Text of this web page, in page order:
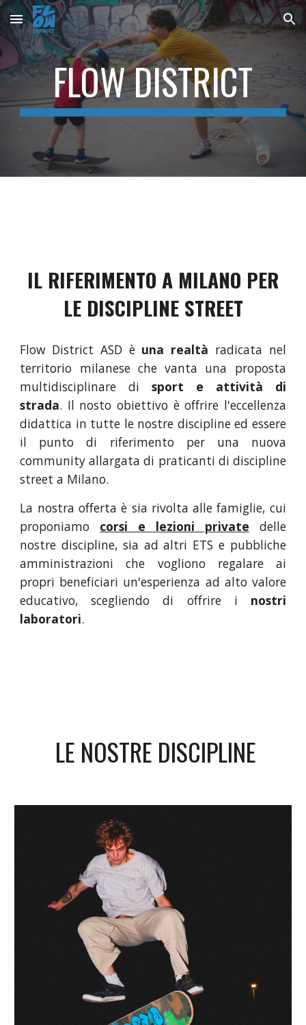
Skip to main content Skip to navigation
FLOW DISTRICT
IL RIFERIMENTO A MILANO PER
LE DISCIPLINE STREET
Flow District ASD è una realtà radicata nel
territorio milanese che vanta una proposta
multidisciplinare disport e attività di
strada. Il nosto obiettivo è offrire l'eccellenza
didattica in tutte le nostre discipline ed essere
il punto di riferimento per una nuova
community allargata di praticanti di discipline
street a Milano.
La nostra offerta è sia rivolta alle famiglie, cui
proponiamo
corsi e lezioni private delle
nostre discipline, sia ad altri ETS e pubbliche
amministrazioni che vogliono regalare ai
propri beneficiari un'esperienza ad alto valore
educativo, scegliendo di offrire i nostri
laboratori.
LE NOSTRE DISCIPLINE